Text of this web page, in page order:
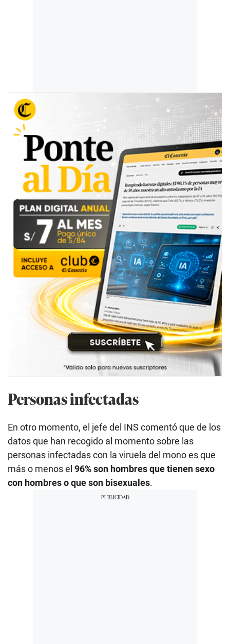
Personas infectadas
En otro momento, el jefe del INS comentó que de los
datos que han recogido al momento sobre las
personas infectadas con la viruela del mono es que
más o menos el 96% son hombres que tienen sexo
con hombres o que son bisexuales.